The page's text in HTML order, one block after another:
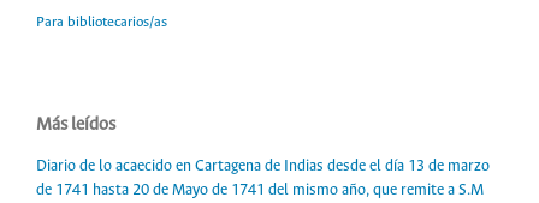
Para bibliotecarios/as
Más leídos
Diario de lo acaecido en Cartagena de Indias desde el día 13 de marzo
de 1741 hasta 20 de Mayo de 1741 del mismo año, que remite a S.M